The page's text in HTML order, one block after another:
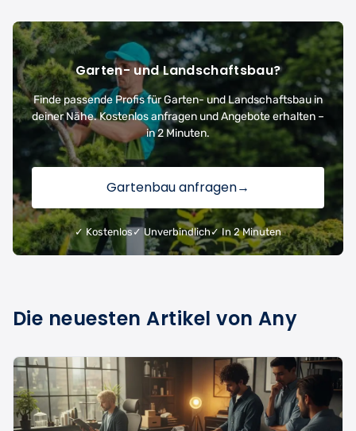
Garten- und Landschaftsbau?
Finde passende Profis für Garten- und Landschaftsbau in
deiner Nähe. Kostenlos anfragen und Angebote erhalten –
in 2 Minuten.
Gartenbau anfragen→
✓ Kostenlos ✓ Unverbindlich✓ In 2 Minuten
Die neuesten Artikel von Any